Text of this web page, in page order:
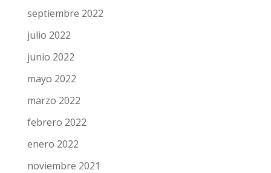
septiembre 2022
julio 2022
junio 2022
mayo 2022
marzo 2022
febrero 2022
enero 2022
noviembre 2021